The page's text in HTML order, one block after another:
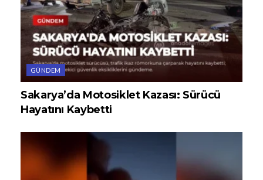
GÜNDEM
Sakarya’da Motosiklet Kazası: Sürücü
Hayatını Kaybetti